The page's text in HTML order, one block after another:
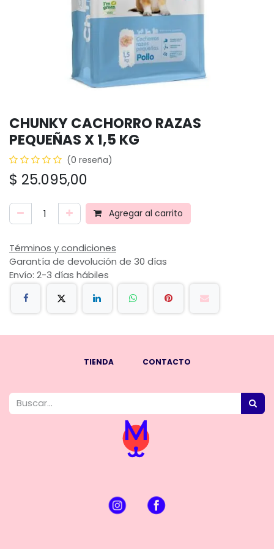
CHUNKY CACHORRO RAZAS
PEQUEÑAS X 1,5 KG
(0 reseña)
$ 25.095,00
Agregar al carrito
Términos y condiciones
Garantía de devolución de 30 días
Envío: 2-3 días hábiles
TIENDA CONTACTO